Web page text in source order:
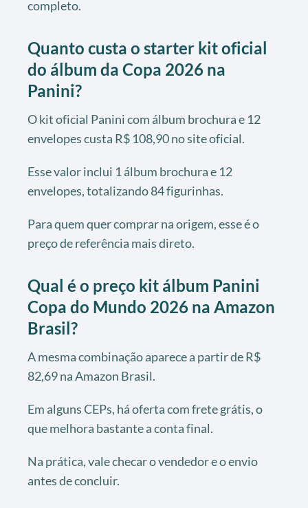
completo.
Quanto custa o starter kit oficial
do álbum da Copa 2026 na
Panini?
O kit oficial Panini com álbum brochura e 12
envelopes custa R$ 108,90 no site oficial.
Esse valor inclui 1 álbum brochura e 12
envelopes, totalizando 84 figurinhas.
Para quem quer comprar na origem, esse é o
preço de referência mais direto.
Qual é o preço kit álbum Panini
Copa do Mundo 2026 na Amazon
Brasil?
A mesma combinação aparece a partir de R$
82,69 na Amazon Brasil.
Em alguns CEPs, há oferta com frete grátis, o
que melhora bastante a conta final.
Na prática, vale checar o vendedor e o envio
antes de concluir.